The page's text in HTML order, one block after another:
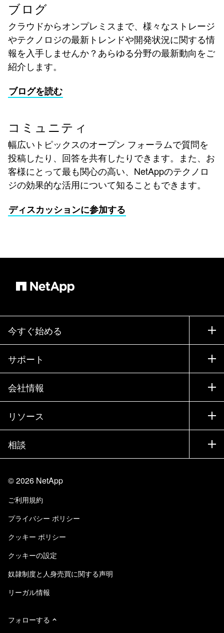
ブログ
クラウドからオンプレミスまで、様々なストレージ
やテクノロジの最新トレンドや開発状況に関する情
報を入手しませんか？あらゆる分野の最新動向をご
紹介します。
ブログを読む
コミュニティ
幅広いトピックスのオープン フォーラムで質問を
投稿したり、回答を共有したりできます。また、お
客様にとって最も関心の高い、NetAppのテクノロ
ジの効果的な活用について知ることもできます。
ディスカッションに参加する
今すぐ始める
購入方法
営業チームへのお問い合わせ
パートナーを検索
エグゼクティブ ブリーフィング
製品A-Z
サポート
サポート
トレーニング
ドキュメント
ナレッジ ベース
コミュニティ
知識の習得
会社情報
会社情報
パートナー
採用情報
Trust Center
責任と持続可能性
品質に関する認定
NetApp Instaclustr
リソース
ニュースルーム
イベント
ブログ
カスタマー エクスペリエンス
ユーザ事例
相談
当サイトに関するフィードバック
アクセシビリティ
Eメールの登録
©2026 NetApp
ご利用規約
プライバシー ポリシー
クッキー ポリシー
クッキーの設定
奴隷制度と人身売買に関する声明
リーガル情報
フォローする